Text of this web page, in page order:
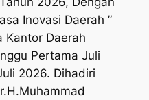
Inovasi Daerah ”
Kantor Daerah
Pertama Juli
2026. Dihadiri